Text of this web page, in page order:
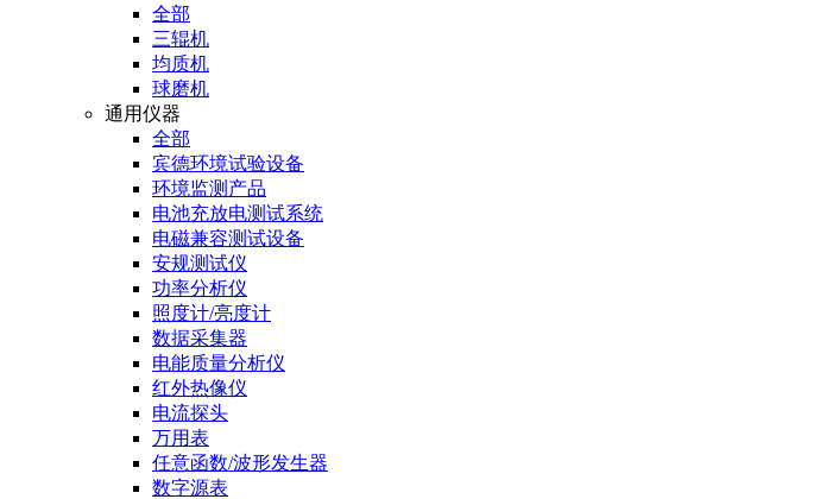
全部
三辊机
均质机
球磨机
通用仪器
全部
宾德环境试验设备
环境监测产品
电池充放电测试系统
电磁兼容测试设备
安规测试仪
功率分析仪
照度计/亮度计
数据采集器
电能质量分析仪
红外热像仪
电流探头
万用表
任意函数/波形发生器
数字源表